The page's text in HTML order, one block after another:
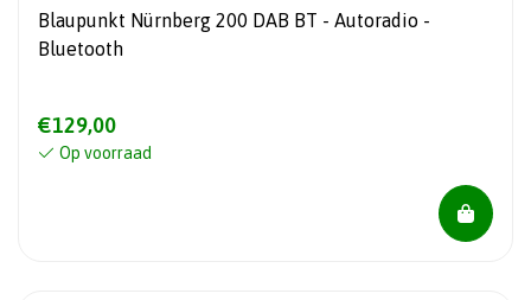
Blaupunkt Nürnberg 200 DAB BT - Autoradio -
Bluetooth
€129,00
Op voorraad